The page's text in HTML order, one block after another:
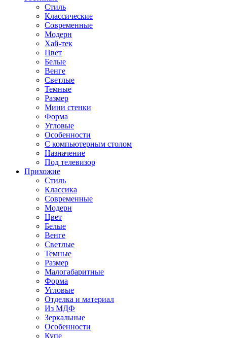
Стиль
Классические
Современные
Модерн
Хай-тек
Цвет
Белые
Венге
Светлые
Темные
Размер
Мини стенки
Форма
Угловые
Особенности
С компьютерным столом
Назначение
Под телевизор
Прихожие
Стиль
Классика
Современные
Модерн
Цвет
Белые
Венге
Светлые
Темные
Размер
Малогабаритные
Форма
Угловые
Отделка и материал
Из МДФ
Зеркальные
Особенности
Купе